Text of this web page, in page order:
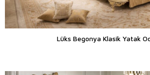
Lüks Begonya Klasik Yatak